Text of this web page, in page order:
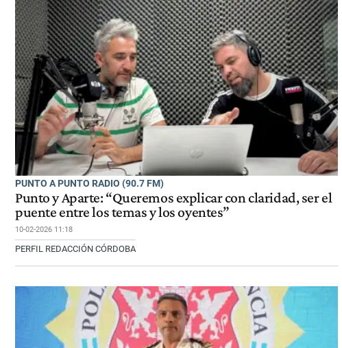
PUNTO A PUNTO RADIO (90.7 FM)
Punto y Aparte: “Queremos explicar con claridad, ser el
puente entre los temas y los oyentes”
10-02-2026 11:18
PERFIL REDACCIÓN CÓRDOBA